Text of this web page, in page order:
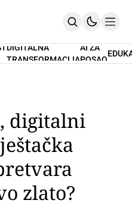
DIGITALNA
TRANSFORMACIJA
AI ZA
POSAO
digitalni
zlato?